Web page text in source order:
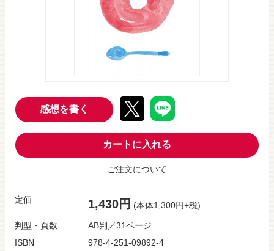
感想を書く
カートに入れる
ご注文について
定価 1,430円 (本体1,300円+税)
判型・頁数
AB判／31ページ
ISBN
978-4-251-09892-4